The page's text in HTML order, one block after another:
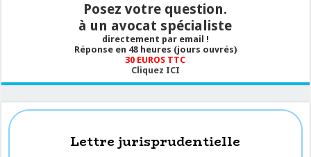
Posez votre question.
à un avocat spécialiste
directement par email !
Réponse en 48 heures (jours ouvrés)
30 EUROS TTC
Cliquez ICI
Lettre jurisprudentielle